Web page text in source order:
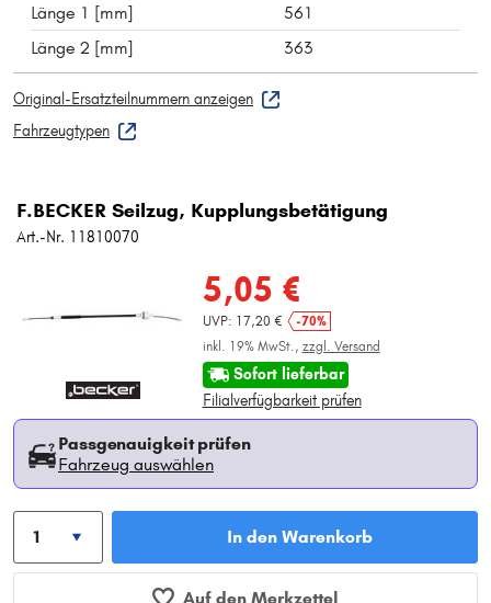
Länge 1 [mm]
561
Länge 2 [mm]
363
Original-Ersatzteilnummern anzeigen
Fahrzeugtypen
F.BECKER Seilzug, Kupplungsbetätigung
Art.-Nr. 11810070
5,05 €
UVP: 17,20 €
-70%
inkl. 19% MwSt., zzgl. Versand
Sofort lieferbar
Filialverfügbarkeit prüfen
Passgenauigkeit prüfen
Fahrzeug auswählen
In den Warenkorb
Auf den Merkzettel